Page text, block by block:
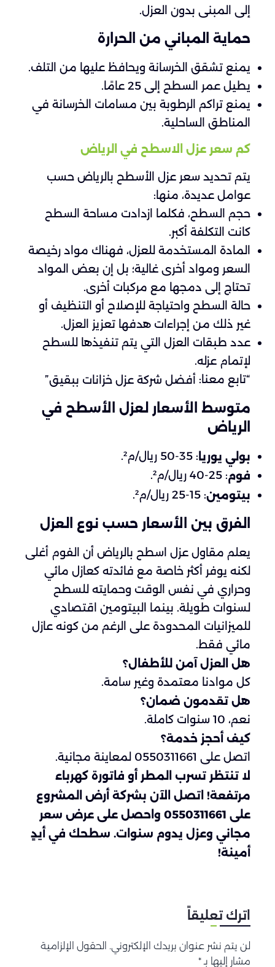
إلى المبنى بدون العزل.
حماية المباني من الحرارة
يمنع تشقق الخرسانة ويحافظ عليها من التلف.
يطيل عمر السطح إلى 25 عامًا.
يمنع تراكم الرطوبة بين مسامات الخرسانة في
المناطق الساحلية.
كم سعر عزل الاسطح في الرياض
يتم تحديد سعر عزل الأسطح بالرياض حسب
عوامل عديدة، منها:
حجم السطح، فكلما ازدادت مساحة السطح
كانت التكلفة أكبر.
المادة المستخدمة للعزل، فهناك مواد رخيصة
السعر ومواد أخرى غالية؛ بل إن بعض المواد
تحتاج إلى دمجها مع مركبات أخرى.
حالة السطح واحتياجة للإصلاح أو التنظيف أو
غير ذلك من إجراءات هدفها تعزيز العزل.
عدد طبقات العزل التي يتم تنفيذها للسطح
لإتمام عزله.
“تابع معنا: أفضل شركة عزل خزانات ببقيق”
متوسط الأسعار لعزل الأسطح في
الرياض
بولي يوريا : 35-50 ريال/م².
فوم: 25-40 ريال/م².
بيتومين: 15-25 ريال/م².
الفرق بين الأسعار حسب نوع العزل
يعلم مقاول عزل اسطح بالرياض أن الفوم أغلى
لكنه يوفر أكثر خاصة مع فائدته كعازل مائي
وحراري في نفس الوقت وحمايته للسطح
لسنوات طويلة. بينما البيتومين اقتصادي
للميزانيات المحدودة على الرغم من كونه عازل
مائي فقط.
هل العزل آمن للأطفال؟
كل موادنا معتمدة وغير سامة.
هل تقدمون ضمان؟
نعم، 10 سنوات كاملة.
كيف أحجز خدمة؟
اتصل على 0550311661 لمعاينة مجانية.
لا تنتظر تسرب المطر أو فاتورة كهرباء
مرتفعة! اتصل الآن بشركة أرض المشروع
على 0550311661 واحصل على عرض سعر
مجاني وعزل يدوم سنوات. سطحك في أيدٍ
أمينة!
اترك تعليقاً
لن يتم نشر عنوان بريدك الإلكتروني. الحقول الإلزامية
مشار إليها بـ *